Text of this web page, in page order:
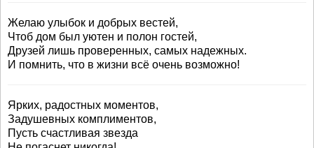
Желаю улыбок и добрых вестей,
Чтоб дом был уютен и полон гостей,
Друзей лишь проверенных, самых надежных.
И помнить, что в жизни всё очень возможно!
Ярких, радостных моментов,
Задушевных комплиментов,
Пусть счастливая звезда